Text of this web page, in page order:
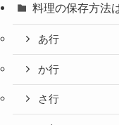
料理の保存方法
あ行
か行
さ行